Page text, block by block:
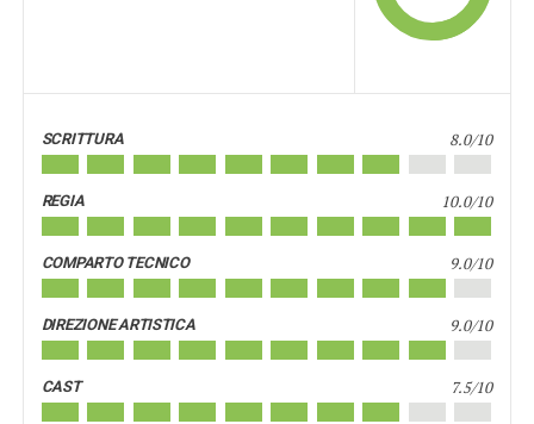
SCRITTURA 8.0/10
REGIA 10.0/10
COMPARTO TECNICO 9.0/10
DIREZIONE ARTISTICA 9.0/10
CAST 7.5/10